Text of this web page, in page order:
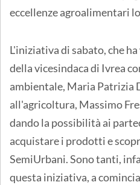
eccellenze agroalimentari
L'iniziativa di sabato, che
della vicesindaca di Ivrea
ambientale, Maria Patrizia
all'agricoltura, Massimo
dando la possibilità ai
acquistare i prodotti e
SemiUrbani. Sono tanti,
questa iniziativa, a